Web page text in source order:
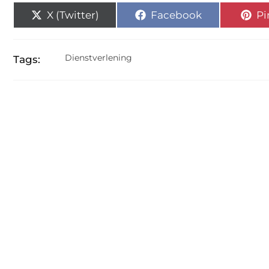
X (Twitter) Facebook
Tags: Dienstverlening